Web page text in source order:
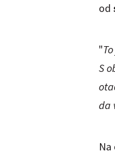
od
"
S
da